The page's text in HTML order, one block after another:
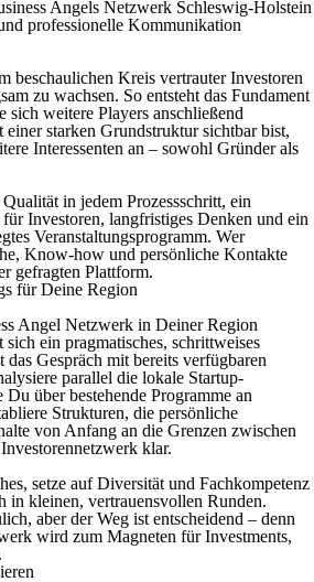
Angels Netzwerk Schleswig-Holstein
professionelle Kommunikation
beschaulichen Kreis vertrauter Investoren
zu wachsen. So entsteht das Fundament
weitere Players anschließend
starken Grundstruktur sichtbar bist,
Interessenten an – sowohl Gründer als
in jedem Prozessschritt, ein
Investoren, langfristiges Denken und ein
Veranstaltungsprogramm. Wer
Know-how und persönliche Kontakte
gefragten Plattform.
für Deine Region
Angel Netzwerk in Deiner Region
ein pragmatisches, schrittweises
das Gespräch mit bereits verfügbaren
parallel die lokale Startup-
über bestehende Programme an
Strukturen, die persönliche
von Anfang an die Grenzen zwischen
klar.
setze auf Diversität und Fachkompetenz
in kleinen, vertrauensvollen Runden.
aber der Weg ist entscheidend – denn
wird zum Magneten für Investments,